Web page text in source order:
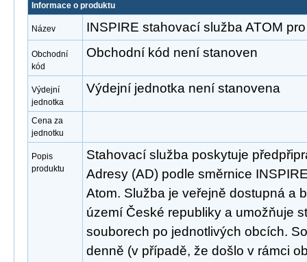
Informace o produktu
Název INSPIRE stahovací služba ATOM
Obchodní
kód
Obchodní kód není stanoven
Výdejní
jednotka
Výdejní jednotka není stanovena
Cena za
jednotku
Popis
produktu
Stahovací služba poskytuje
Adresy (AD) podle směrnice
Atom. Služba je veřejně dostupná a
území České republiky a umožňuje
souborech po jednotlivých obcích.
denně (v případě, že došlo v rámci